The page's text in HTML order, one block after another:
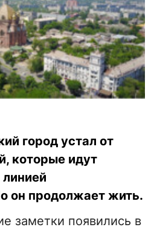
город устал от
которые идут
он продолжает жить.
заметки появились в